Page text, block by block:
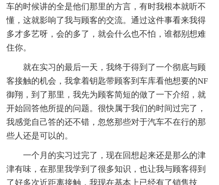
车的时候讲的全是他们那里的方言，有时我根本就听不
懂，这就影响了我与顾客的交流。通过这件事看来我得
多才多艺呀，会的多了，就会什么也不怕，谁都别想难
住你。
就在实习的最后一天，我终于得到了一个彻底与顾
客接触的机会，我拿着钥匙带顾客到车库看他想要的NF
御翔，到了那里，我先为顾客简短的做了一下介绍，就
开始回答他所提的问题。很快属于我们的时间过完了，
我感觉自己答的还不错，忽悠那些对于汽车不在行的那
些人还是可以的。
一个月的实习过完了，现在回想起来还是那么的津
津有味，在那里我学到了很多知识，也让我与顾客得到
了好多次近距离接触，我现在基本上已经有了销售技